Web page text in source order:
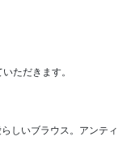
ただきます。
しいブラウス。アンティ